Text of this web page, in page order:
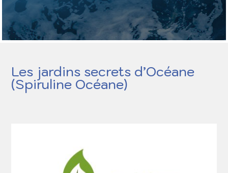
Les jardins secrets d’Océane
(Spiruline Océane)